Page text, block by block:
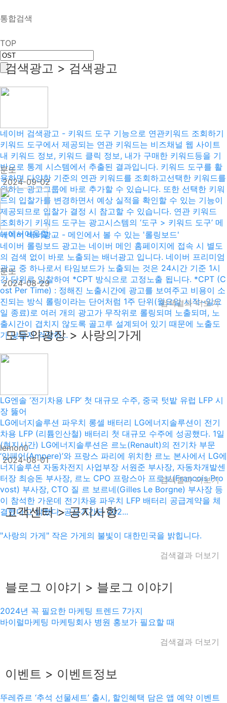
통합검색
TOP
검색광고 > 검색광고
네이버 검색광고 - 키워드 도구 기능으로 연관키워드 조회하기
키워드 도구에서 제공되는 연관 키워드는 비즈채널 웹 사이트
내 키워드 정보, 키워드 클릭 정보, 내가 구매한 키워드등을 기
반으로 통계 시스템에서 추출된 결과입니다. 키워드 도구를 활
용하면 다양한 기준의 연관 키워드를 조회하고선택한 키워드를
원하는 광고그룹에 바로 추가할 수 있습니다. 또한 선택한 키워
드의 입찰가를 변경하면서 예상 실적을 확인할 수 있는 기능이
제공되므로 입찰가 결정 시 참고할 수 있습니다. 연관 키워드
조회하기 키워드 도구는 광고시스템의 ‘도구 > 키워드 도구’ 메
뉴에서이용할 ...
문또
2024-09-02
네이버 배너광고 - 메인에서 볼 수 있는 '롤링보드'
네이버 롤링보드 광고는 네이버 메인 홈페이지에 접속 시 별도
의 검색 없이 바로 노출되는 배너광고 입니다. 네이버 프리미엄
광고 중 하나로서 타임보드가 노출되는 것은 24시간 기준 1시
간 단위로 입찰하여 *CPT 방식으로 고정노출 됩니다. *CPT (C
ost Per Time) : 정해진 노출시간에 광고를 보여주고 비용이 소
진되는 방식 롤링이라는 단어처럼 1주 단위(월요일 시작~일요
일 종료)로 여러 개의 광고가 무작위로 롤링되며 노출되며, 노
출시간이 겹치지 않도록 골고루 설계되어 있기 때문에 노출도
가 낮을지 걱정하...
문또
2024-08-29
검색결과 더보기
모두의광장 > 사랑의가게
LG엔솔 ‘전기차용 LFP’ 첫 대규모 수주, 중국 텃밭 유럽 LFP 시
장 뚫어
LG에너지솔루션 파우치 롱셀 배터리 LG에너지솔루션이 전기
차용 LFP (리튬인산철) 배터리 첫 대규모 수주에 성공했다. 1일
(현지시간) LG에너지솔루션은 르노(Renault)의 전기차 부문
‘암페어(Ampere)’와 프랑스 파리에 위치한 르노 본사에서 LG에
너지솔루션 자동차전지 사업부장 서원준 부사장, 자동차개발센
터장 최승돈 부사장, 르노 CPO 프랑스아 프로보(Francois Pro
vost) 부사장, CTO 질 르 보르네(Gilles Le Borgne) 부사장 등
이 참석한 가운데 전기차용 파우치 LFP 배터리 공급계약을 체
결했다고 밝혔다. 공급기간은 202...
lemon0
2024-08-01
검색결과 더보기
고객센터 > 공지사항
"사랑의 가게" 작은 가게의 불빛이 대한민국을 밝힙니다.
검색결과 더보기
블로그 이야기 > 블로그 이야기
2024년 꼭 필요한 마케팅 트렌드 7가지
바이럴마케팅 마케팅회사 병원 홍보가 필요할 때
검색결과 더보기
이벤트 > 이벤트정보
뚜레쥬르 ‘추석 선물세트’ 출시, 할인혜택 담은 앱 예약 이벤트